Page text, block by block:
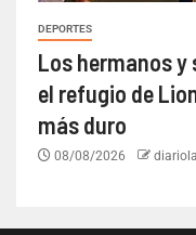
DEPORTES
Los hermanos
el refugio de
más duro
08/08/2026